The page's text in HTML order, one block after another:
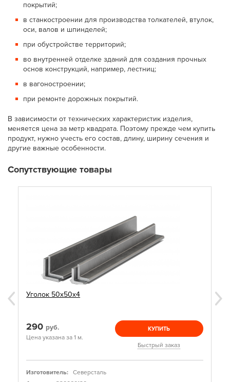
покрытий;
в станкостроении для производства толкателей, втулок,
оси, валов и шпинделей;
при обустройстве территорий;
во внутренней отделке зданий для создания прочных
основ конструкций, например, лестниц;
в вагоностроении;
при ремонте дорожных покрытий.
В зависимости от технических характеристик изделия,
меняется цена за метр квадрата. Поэтому прежде чем купить
продукт, нужно учесть его состав, длину, ширину сечения и
другие важные особенности.
Сопутствующие товары
Уголок 50х50х4
290 руб.
Цена указана за 1 м.
КУПИТЬ
Быстрый заказ
Изготовитель:
Северсталь